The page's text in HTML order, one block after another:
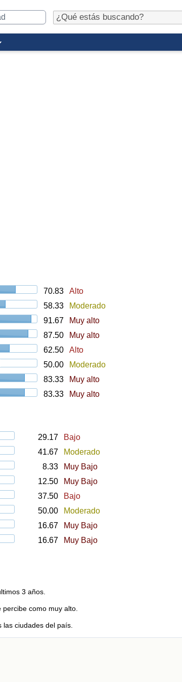
70.83
Alto
58.33
Moderado
91.67
Muy alto
87.50
Muy alto
62.50
Alto
50.00
Moderado
83.33
Muy alto
83.33 Muy alto
29.17
Bajo
41.67
Moderado
8.33
Muy Bajo
12.50
Muy Bajo
37.50
Bajo
50.00
Moderado
16.67
Muy Bajo
16.67 Muy Bajo
3 años.
como muy alto.
ciudades del país.